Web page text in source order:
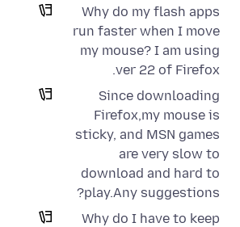
Why do my flash apps
run faster when I move
my mouse? I am using
ver 22 of Firefox.
Since downloading
Firefox,my mouse is
sticky, and MSN games
are very slow to
download and hard to
play.Any suggestions?
Why do I have to keep